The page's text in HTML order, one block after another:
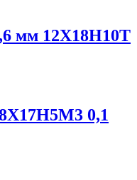
мм 12Х18Н10Т
0,1